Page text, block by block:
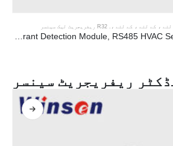
لئے ، کے لئے ، کے لئے ،. R32 ریفریجریٹ لیک سینسر
ریفریجریٹ سینسر